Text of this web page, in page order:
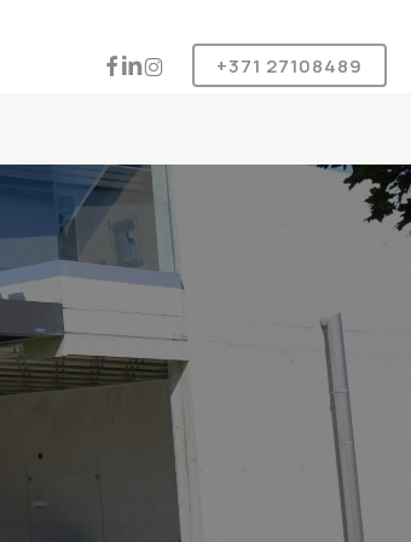
facebook
linkedin
instagram+371 27108489